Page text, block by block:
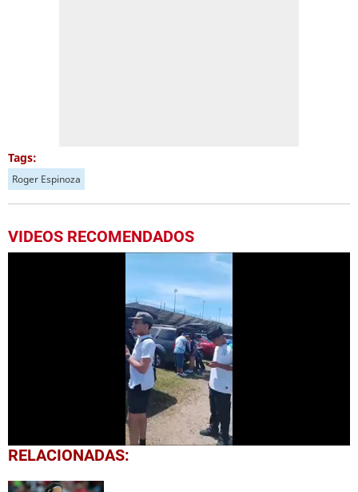
Tags:
Roger Espinoza
VIDEOS RECOMENDADOS
0
seconds
24
RELACIONADAS: